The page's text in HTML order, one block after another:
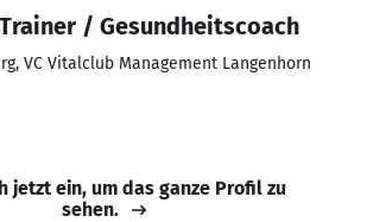
/ Gesundheitscoach
VC Vitalclub Management Langenhorn
jetzt ein, um das ganze Profil zu
sehen.